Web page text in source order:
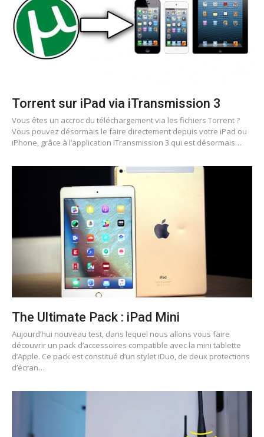
Torrent sur iPad via iTransmission 3
Vous êtes un accroc du téléchargement via les fichiers Torrent ?
Vous pouvez désormais le faire directement depuis votre iPad ou
iPhone, grâce à l’application iTransmission 3 qui est désormais…
The Ultimate Pack : iPad Mini
Aujourd’hui nouveau test, dans lequel nous allons vous faire
découvrir un pack d’accessoires compatible avec la mini tablette
d’Apple. Ce pack est constitué d’un stylet iDuo, de deux protections
d’écran…